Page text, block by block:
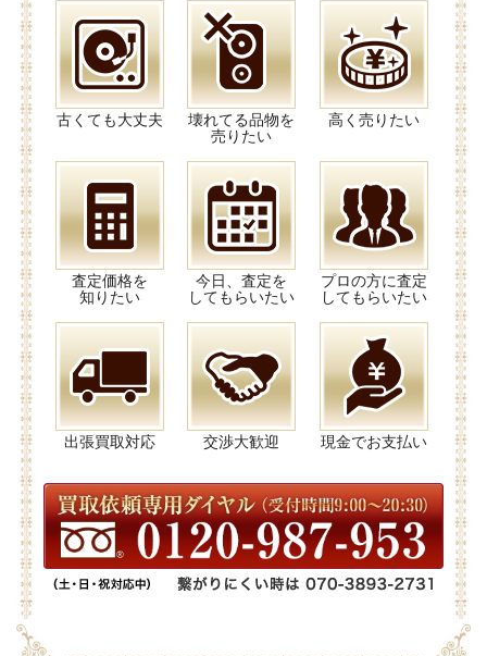
古くても大丈夫
壊れてる品物を
売りたい
高く売りたい
査定価格を
知りたい
今日、査定を
してもらいたい
プロの方に査定
してもらいたい
出張買取対応 交渉大歓迎 現金でお支払い